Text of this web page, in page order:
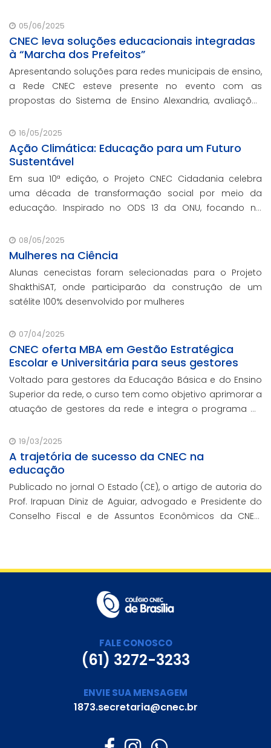
05/06/2025
CNEC leva soluções educacionais integradas
à “Marcha dos Prefeitos”
Apresentando soluções para redes municipais de ensino,
a Rede CNEC esteve presente no evento com as
propostas do Sistema de Ensino Alexandria, avaliações
escolar e parcerias com prefeituras durante ev
16/05/2025
Ação Climática: Educação para um Futuro
Sustentável
Em sua 10ª edição, o Projeto CNEC Cidadania celebra
uma década de transformação social por meio da
educação. Inspirado no ODS 13 da ONU, focando no
promoção da sustentabilidade.
08/05/2025
Mulheres na Ciência
Alunas cenecistas foram selecionadas para o Projeto
ShakthiSAT, onde participarão da construção de um
satélite 100% desenvolvido por mulheres
07/04/2025
CNEC oferta MBA em Gestão Estratégica
Escolar e Universitária para seus gestores
Voltado para gestores da Educação Básica e do Ensino
Superior da rede, o curso tem como objetivo aprimorar a
atuação de gestores da rede e integra o programa de
contando com o oferecimento gratuito da Re
19/03/2025
A trajetória de sucesso da CNEC na
educação
Publicado no jornal O Estado (CE), o artigo de autoria do
Prof. Irapuan Diniz de Aguiar, advogado e Presidente do
Conselho Fiscal e de Assuntos Econômicos da CNEC,
FALE CONOSCO
(61) 3272-3233
ENVIE SUA MENSAGEM
1873.secretaria@cnec.br